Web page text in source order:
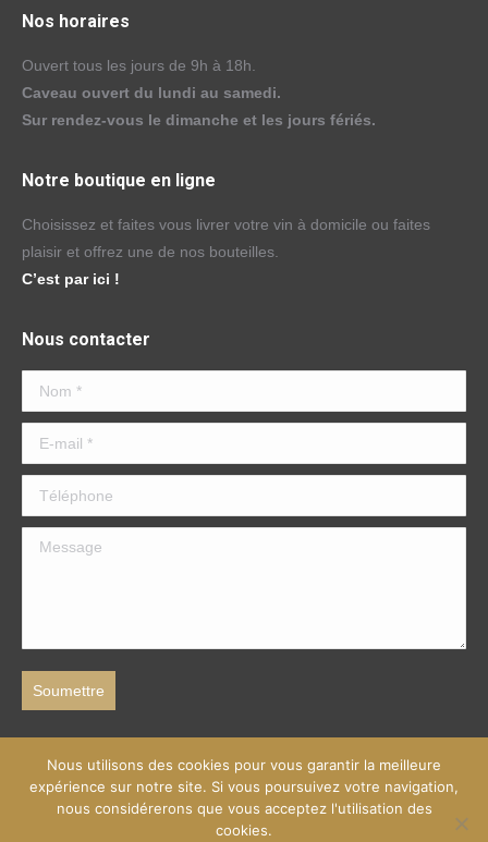
Nos horaires
Ouvert tous les jours de 9h à 18h.
Caveau ouvert du lundi au samedi.
Sur rendez-vous le dimanche et les jours fériés.
Notre boutique en ligne
Choisissez et faites vous livrer votre vin à domicile ou faites
plaisir et offrez une de nos bouteilles.
C’est par ici !
Nous contacter
Nom *
E-mail *
Téléphone
Message
Soumettre
Nous utilisons des cookies pour vous garantir la meilleure
expérience sur notre site. Si vous poursuivez votre navigation,
nous considérerons que vous acceptez l'utilisation des
cookies.